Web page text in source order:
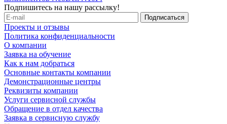
Подпишитесь на нашу рассылку!
Проекты и отзывы
Политика конфиденциальности
О компании
Заявка на обучение
Как к нам добраться
Основные контакты компании
Демонстрационные центры
Реквизиты компании
Услуги сервисной службы
Обращение в отдел качества
Заявка в сервисную службу